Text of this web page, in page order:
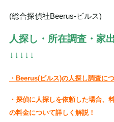
(総合探偵社Beerus‐ビルス)
人探し・所在調査・家
↓↓↓↓↓
・Beerus(ビルス)の人探し調査に
・探偵に人探しを依頼した場合、
の料金について詳しく解説！